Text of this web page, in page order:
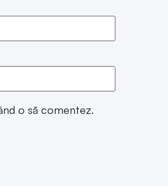
o să comentez.